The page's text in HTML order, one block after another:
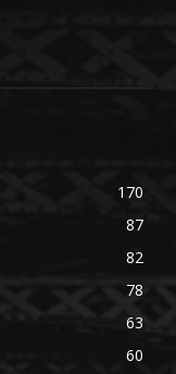
170
87
82
78
63
60